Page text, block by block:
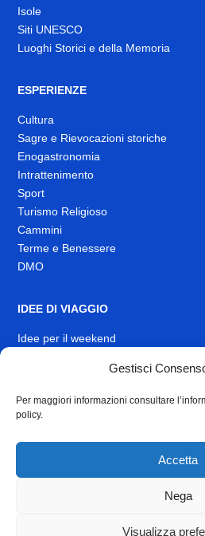
Gestisci
Per maggiori informazioni consultare
policy.
Accetta
Nega
Visualizza
Isole
Siti UNESCO
Luoghi Storici e della Memoria
ESPERIENZE
Cultura
Sagre e Rievocazioni storiche
Enogastronomia
Intrattenimento
Sport
Turismo Religioso
Cammini
Terme e Benessere
DMO
IDEE DI VIAGGIO
Idee per il weekend
INFO
News
Link Utili